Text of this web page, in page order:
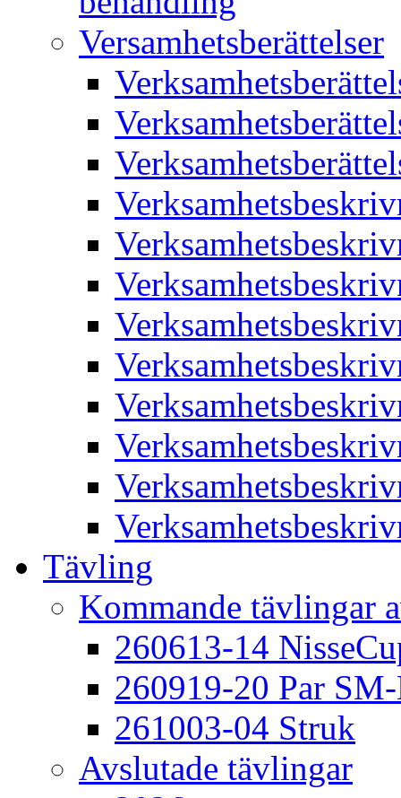
Versamhetsberättelser
Tävling
Kommande tävlingar
260613-14
260919-20 Par
261003-04 Struk
Avslutade tävlingar